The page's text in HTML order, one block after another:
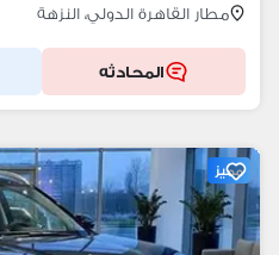
مطار القاهرة الدولي، النزهة
المحادثه
مميز